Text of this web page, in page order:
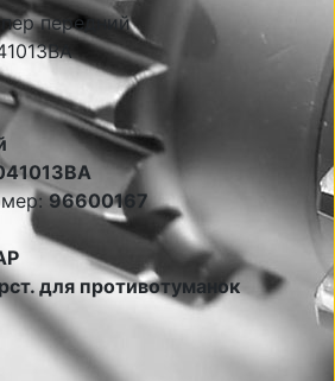
96600167
для противотуманок